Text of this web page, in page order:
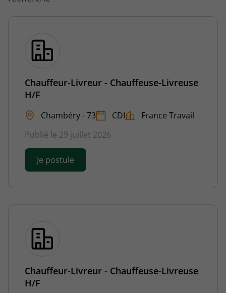
Chauffeur-Livreur - Chauffeuse-Livreuse
H/F
Chambéry - 73 CDI
France Travail
Publié le 29 juillet 2026
Je postule
Chauffeur-Livreur - Chauffeuse-Livreuse
H/F